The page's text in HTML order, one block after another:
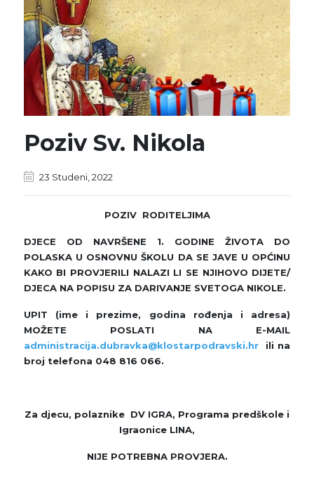
Poziv Sv. Nikola
23 Studeni, 2022
POZIV RODITELJIMA
DJECE OD NAVRŠENE 1. GODINE ŽIVOTA DO
POLASKA U OSNOVNU ŠKOLU DA SE JAVE U OPĆINU
KAKO BI PROVJERILI NALAZI LI SE NJIHOVO DIJETE/
DJECA NA POPISU ZA DARIVANJE SVETOGA NIKOLE.
UPIT (ime i prezime, godina rođenja i adresa)
MOŽETE POSLATI NA E-MAIL
administracija.dubravka@klostarpodravski.hrili na
broj telefona 048 816 066.
Za djecu, polaznike DV IGRA, Programa predškole i
Igraonice LINA,
NIJE POTREBNA PROVJERA.